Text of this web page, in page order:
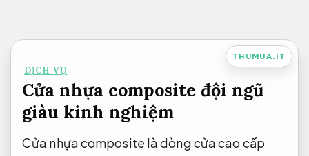
nội
dung
THUMUA.IT
DỊCH VỤ
Cửa nhựa composite đội ngũ
giàu kinh nghiệm
Cửa nhựa composite là dòng cửa cao cấp